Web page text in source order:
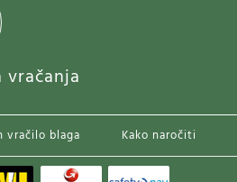
vračilo blaga Kako naročiti